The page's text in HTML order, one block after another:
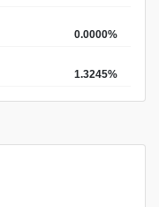
0.0000%
1.3245%